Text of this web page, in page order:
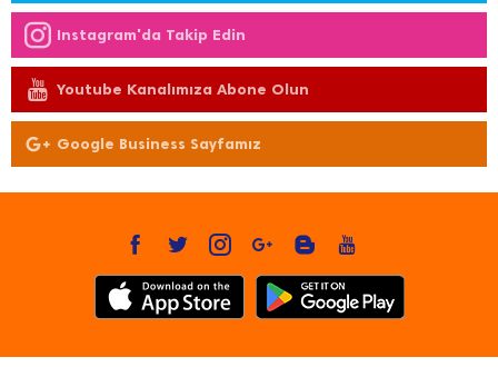
Instagram'da Takip Edin
Youtube Kanalımıza Abone Olun
Google Business Sayfamız